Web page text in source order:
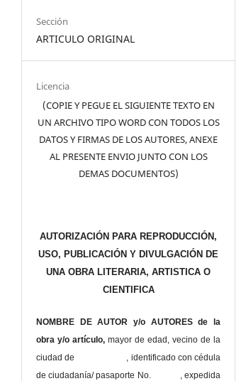
Sección
ARTICULO ORIGINAL
Licencia
(COPIE Y PEGUE EL SIGUIENTE TEXTO EN
UN ARCHIVO TIPO WORD CON TODOS LOS
DATOS Y FIRMAS DE LOS AUTORES, ANEXE
AL PRESENTE ENVIO JUNTO CON LOS
DEMAS DOCUMENTOS)
AUTORIZACIÓN PARA REPRODUCCIÓN,
USO, PUBLICACIÓN Y DIVULGACIÓN DE
UNA OBRA LITERARIA, ARTISTICA O
CIENTIFICA
NOMBRE DE AUTOR y/o AUTORES de la
obra y/o artículo,mayor de edad, vecino de la
ciudad de , identificado con cédula
de ciudadanía/ pasaporte No. , expedida